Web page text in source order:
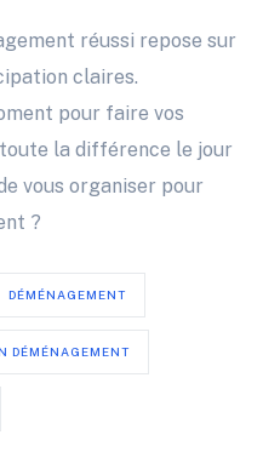
réussi repose sur
claires.
pour faire vos
la différence le jour
vous organiser pour
?
DÉMÉNAGEMENT
DÉMÉNAGEMENT